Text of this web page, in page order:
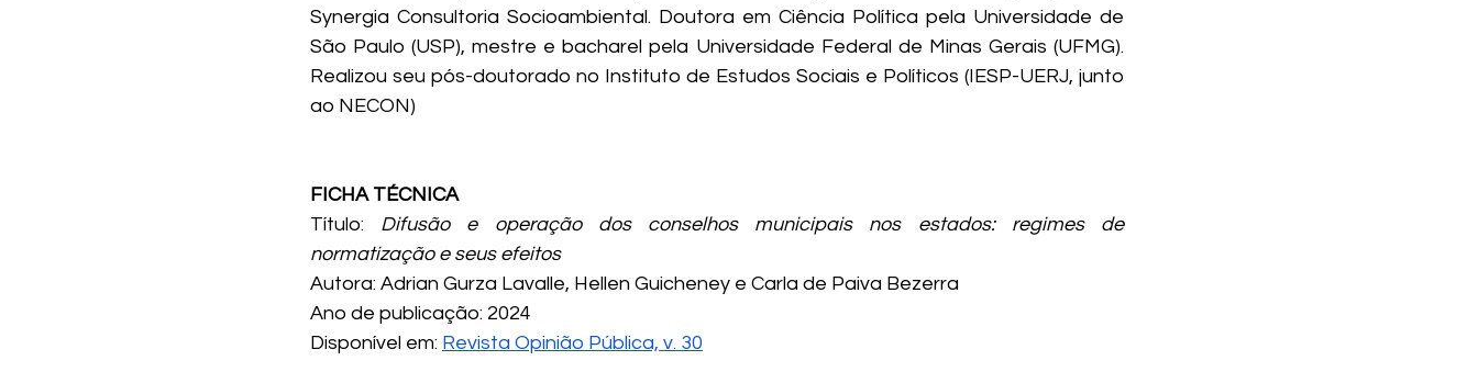
Synergia Consultoria Socioambiental. Doutora em Ciência Política pela Universidade de
São Paulo (USP), mestre e bacharel pela Universidade Federal de Minas Gerais (UFMG).
Realizou seu pós-doutorado no Instituto de Estudos Sociais e Políticos (IESP-UERJ, junto
ao NECON)
FICHA TÉCNICA
Título: Difusão e operação dos conselhos municipais nos estados: regimes de
normatização e seus efeitos
Autora: Adrian Gurza Lavalle, Hellen Guicheney e Carla de Paiva Bezerra
Ano de publicação: 2024
Disponível em: Revista Opinião Pública, v. 30